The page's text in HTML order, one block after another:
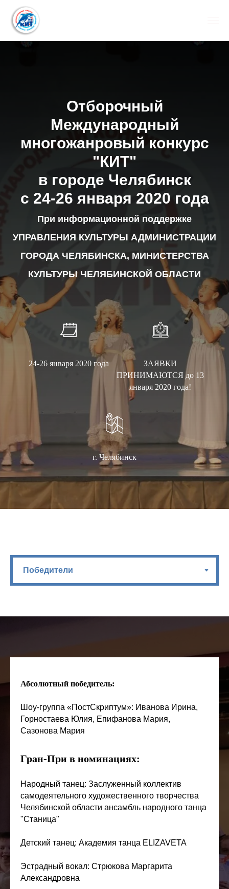
Отборочный
Международный
многожанровый конкурс
"КИТ"
в городе Челябинск
с 24-26 января 2020 года
При информационной поддержке
УПРАВЛЕНИЯ КУЛЬТУРЫ АДМИНИСТРАЦИИ
ГОРОДА ЧЕЛЯБИНСКА, МИНИСТЕРСТВА
КУЛЬТУРЫ ЧЕЛЯБИНСКОЙ ОБЛАСТИ
24-26 января 2020 года
ЗАЯВКИ
ПРИНИМАЮТСЯ до 13
января 2020 года!
г. Челябинск
Абсолютный победитель:
Шоу-группа «ПостСкриптум»: Иванова Ирина,
Горностаева Юлия, Епифанова Мария,
Сазонова Мария
Гран-При в номинациях:
Народный танец: Заслуженный коллектив
самодеятельного художественного творчества
Челябинской области ансамбль народного танца
"Станица"
Детский танец: Академия танца ELIZAVETA
Эстрадный вокал: Стрюкова Маргарита
Александровна